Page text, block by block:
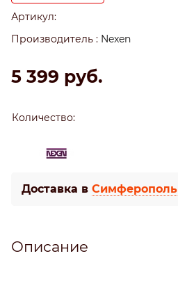
Артикул:
Производитель : Nexen
5 399 руб.
Количество:
Доставка в Симферополь
Описание